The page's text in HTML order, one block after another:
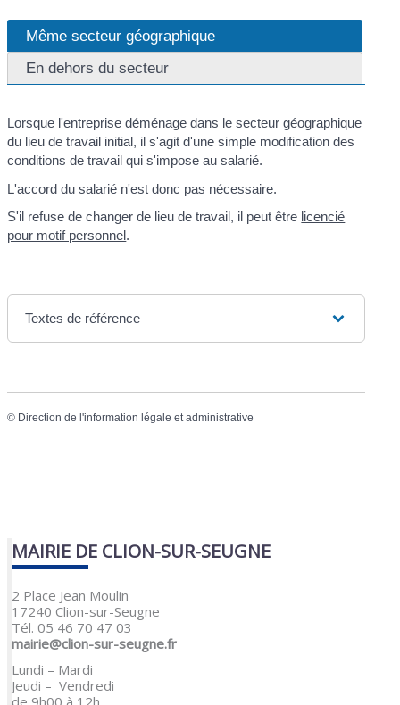
Même secteur géographique
En dehors du secteur
Lorsque l'entreprise déménage dans le secteur géographique
du lieu de travail initial, il s'agit d'une simple modification des
conditions de travail qui s'impose au salarié.
L'accord du salarié n'est donc pas nécessaire.
S'il refuse de changer de lieu de travail, il peut être licencié
pour motif personnel.
Textes de référence
© Direction de l'information légale et administrative
MAIRIE DE CLION-SUR-SEUGNE
2 Place Jean Moulin
17240 Clion-sur-Seugne
Tél. 05 46 70 47 03
mairie@clion-sur-seugne.fr
Lundi – Mardi
Jeudi – Vendredi
de 9h00 à 12h